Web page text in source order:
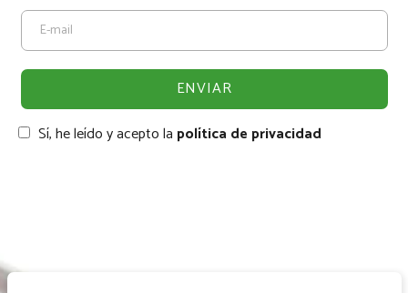
Sí, he leído y acepto la política de privacidad